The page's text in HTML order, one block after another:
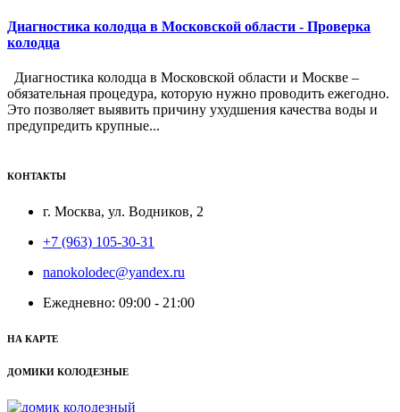
Диагностика колодца в Московской области - Проверка
колодца
Диагностика колодца в Московской области и Москве –
обязательная процедура, которую нужно проводить ежегодно.
Это позволяет выявить причину ухудшения качества воды и
предупредить крупные...
КОНТАКТЫ
г. Москва, ул. Водников, 2
+7 (963) 105-30-31
nanokolodec@yandex.ru
Ежедневно: 09:00 - 21:00
НА КАРТЕ
ДОМИКИ КОЛОДЕЗНЫЕ